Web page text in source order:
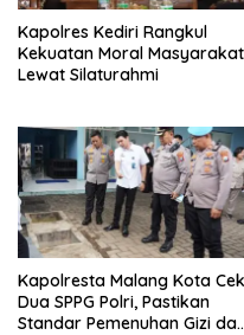
Kapolres Kediri Rangkul
Kekuatan Moral Masyarakat
Lewat Silaturahmi
Kapolresta Malang Kota Cek
Dua SPPG Polri, Pastikan
Standar Pemenuhan Gizi